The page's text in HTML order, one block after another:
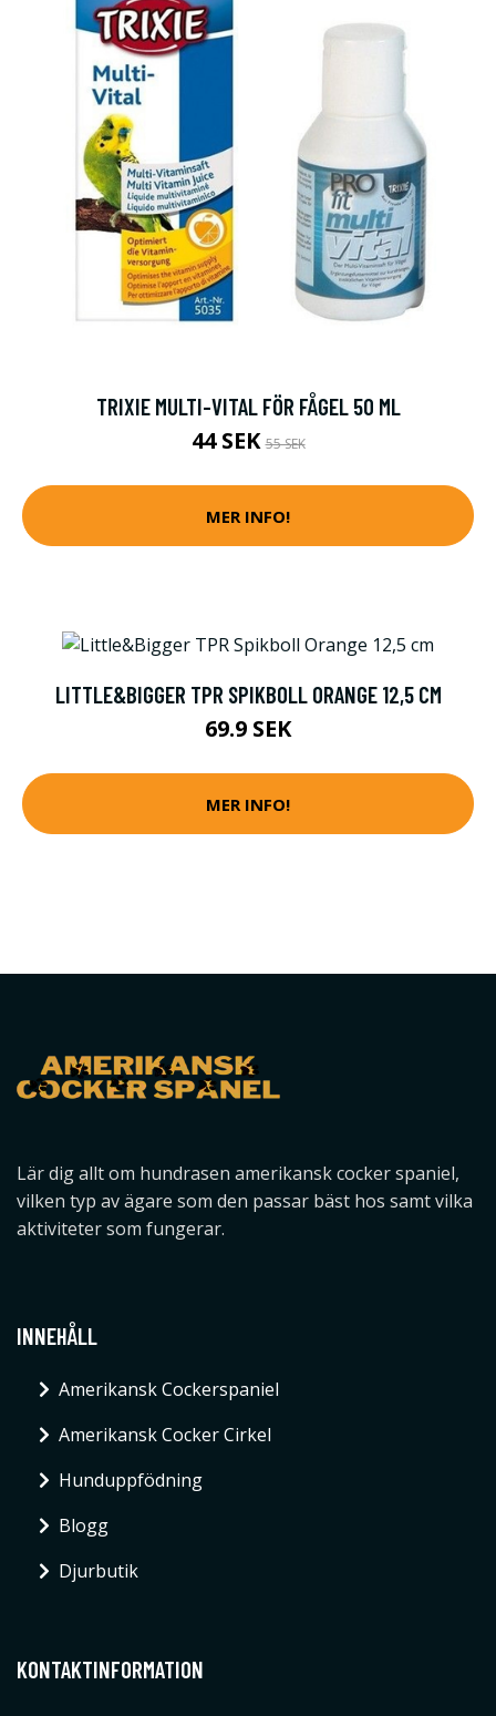
TRIXIE MULTI-VITAL FÖR FÅGEL 50 ML
44 SEK55 SEK
MER INFO!
LITTLE&BIGGER TPR SPIKBOLL ORANGE 12,5 CM
69.9 SEK
MER INFO!
Lär dig allt om hundrasen amerikansk cocker spaniel,
vilken typ av ägare som den passar bäst hos samt vilka
aktiviteter som fungerar.
INNEHÅLL
Amerikansk Cockerspaniel
Amerikansk Cocker Cirkel
Hunduppfödning
Blogg
Djurbutik
KONTAKTINFORMATION